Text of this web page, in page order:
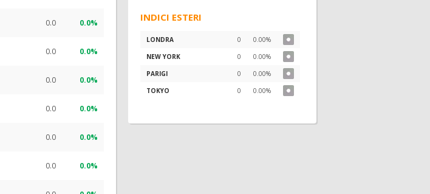
0.0 0.0%
0.0 0.0%
0.0 0.0%
0.0 0.0%
0.0 0.0%
0.0 0.0%
INDICI ESTERI
LONDRA 0
0.00%
NEW YORK
0
0.00%
PARIGI
0
0.00%
TOKYO
0 0.00%